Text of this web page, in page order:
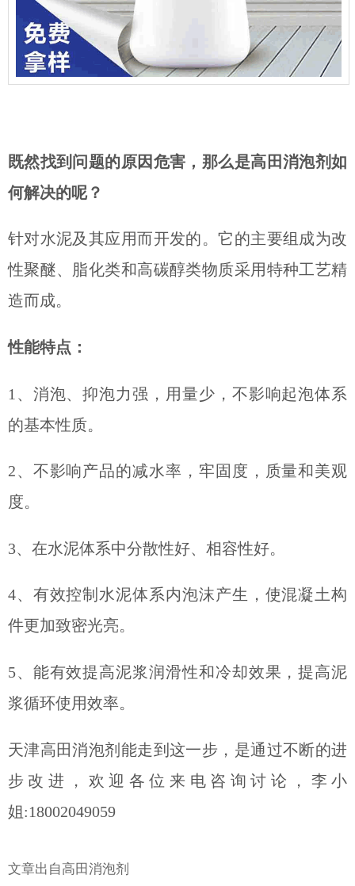
既然找到问题的原因危害，那么是高田消泡剂如
何解决的呢？
针对水泥及其应用而开发的。它的主要组成为改
性聚醚、脂化类和高碳醇类物质采用特种工艺精
造而成。
性能特点：
1、消泡、抑泡力强，用量少，不影响起泡体系
的基本性质。
2、不影响产品的减水率，牢固度，质量和美观
度。
3、在水泥体系中分散性好、相容性好。
4、有效控制水泥体系内泡沫产生，使混凝土构
件更加致密光亮。
5、能有效提高泥浆润滑性和冷却效果，提高泥
浆循环使用效率。
天津高田消泡剂能走到这一步，是通过不断的进
步改进，欢迎各位来电咨询讨论，李小
姐:18002049059
文章出自高田消泡剂